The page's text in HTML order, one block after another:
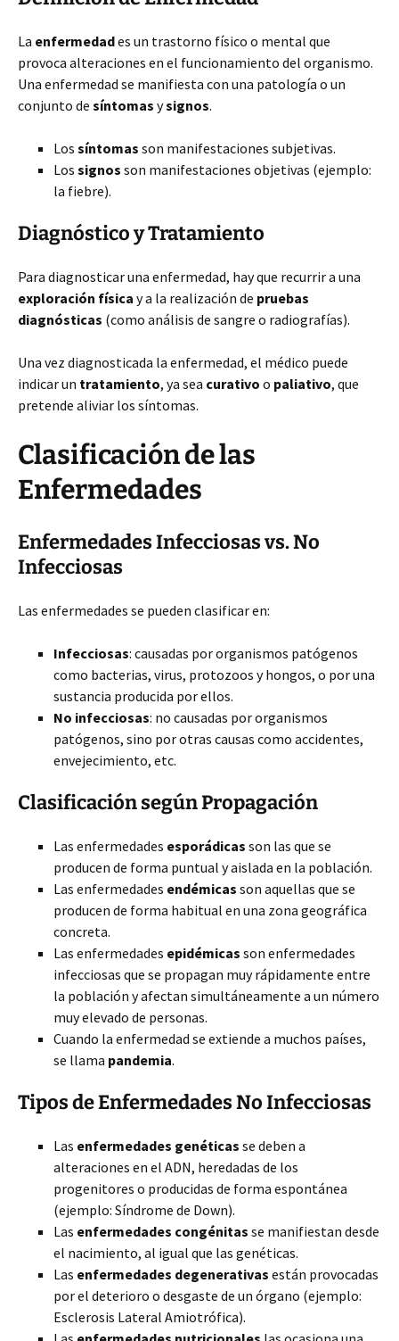
La enfermedades un trastorno físico o mental que
provoca alteraciones en el funcionamiento del organismo.
Una enfermedad se manifiesta con una patología o un
conjunto de síntomas ysignos.
Los síntomas son manifestaciones subjetivas.
Los signos son manifestaciones objetivas (ejemplo:
la fiebre).
Diagnóstico y Tratamiento
Para diagnosticar una enfermedad, hay que recurrir a una
exploración física y a la realización de pruebas
diagnósticas (como análisis de sangre o radiografías).
Una vez diagnosticada la enfermedad, el médico puede
indicar un tratamiento, ya sea curativo o paliativo, que
pretende aliviar los síntomas.
Clasificación de las
Enfermedades
Enfermedades Infecciosas vs. No
Infecciosas
Las enfermedades se pueden clasificar en:
Infecciosas: causadas por organismos patógenos
como bacterias, virus, protozoos y hongos, o por una
sustancia producida por ellos.
No infecciosas: no causadas por organismos
patógenos, sino por otras causas como accidentes,
envejecimiento, etc.
Clasificación según Propagación
Las enfermedades esporádicas son las que se
producen de forma puntual y aislada en la población.
Las enfermedades endémicas son aquellas que se
producen de forma habitual en una zona geográfica
concreta.
Las enfermedades epidémicas son enfermedades
infecciosas que se propagan muy rápidamente entre
la población y afectan simultáneamente a un número
muy elevado de personas.
Cuando la enfermedad se extiende a muchos países,
se llama pandemia.
Tipos de Enfermedades No Infecciosas
Las enfermedades genéticas se deben a
alteraciones en el ADN, heredadas de los
progenitores o producidas de forma espontánea
(ejemplo: Síndrome de Down).
Las enfermedades congénitas se manifiestan desde
el nacimiento, al igual que las genéticas.
Las enfermedades degenerativas están provocadas
por el deterioro o desgaste de un órgano (ejemplo:
Esclerosis Lateral Amiotrófica).